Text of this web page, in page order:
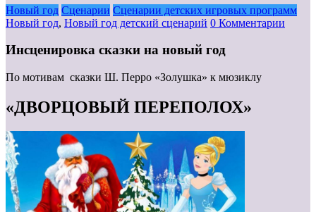
Новый год Сценарии Сценарии детских игровых программ
Новый год, Новый год детский сценарий 0 Комментарии
Инсценировка сказки на новый год
По мотивам сказки Ш. Перро «Золушка» к мюзиклу
«ДВОРЦОВЫЙ ПЕРЕПОЛОХ»